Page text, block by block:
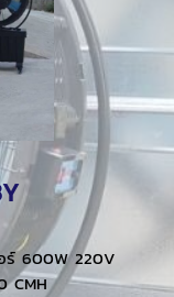
ร์ 600W 220V
CMH